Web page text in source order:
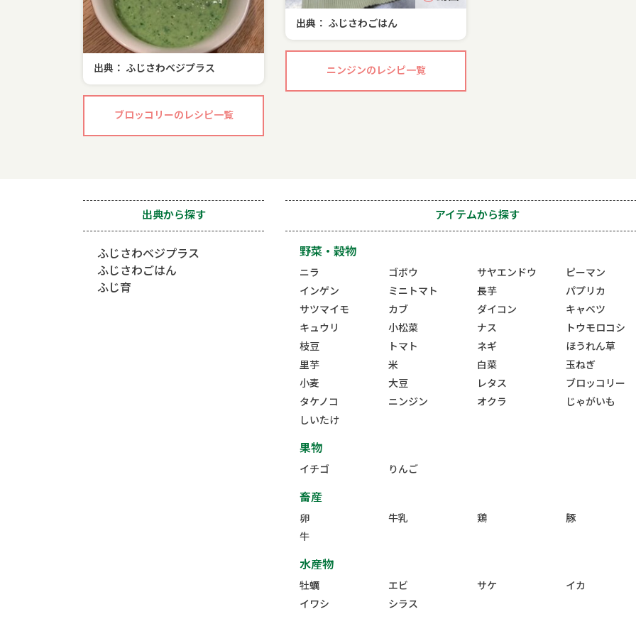
出典： ふじさわベジプラス
ブロッコリーのレシピ一覧
出典： ふじさわごはん
ニンジンのレシピ一覧
出典から探す
ふじさわベジプラス
ふじさわごはん
ふじ育
アイテムから探す
野菜・穀物
ニラ ゴボウ サヤエンドウ
ピーマン
インゲン
ミニトマト 長芋
パプリカ
サツマイモ
カブ ダイコン
キャベツ
キュウリ
小松菜 ナス
トウモロコシ
枝豆
トマト ネギ
ほうれん草
里芋
米 白菜
玉ねぎ
小麦
大豆 レタス
ブロッコリー
タケノコ
ニンジン オクラ
じゃがいも
しいたけ
果物
イチゴ りんご
畜産
卵 牛乳 鶏
豚
牛
水産物
牡蠣 エビ サケ
イカ
イワシ
シラス